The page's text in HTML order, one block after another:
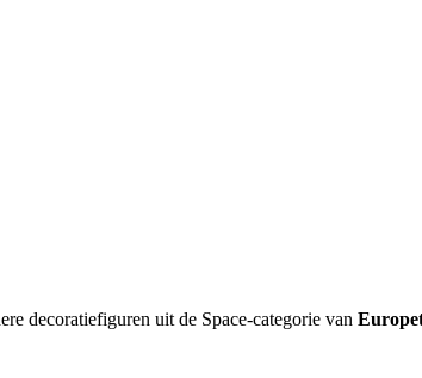
decoratiefiguren uit de Space-categorie van